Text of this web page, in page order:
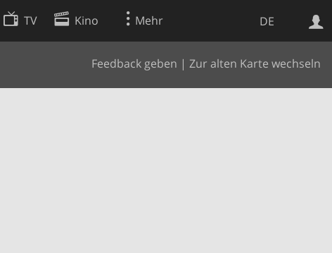
DE
TV Kino Mehr
Feedback geben | Zur alten Karte wechseln
Websuche